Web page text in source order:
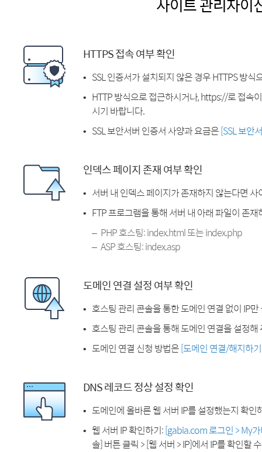
사이트 관리자이
HTTPS 접속 여부 확인
SSL 인증서가 설치되지 않은 경우 HTTPS 방식
HTTP 방식으로 접근하시거나, https://로 접속
시기 바랍니다.
SSL 보안서버 인증서 사양과 요금은[SSL 보안
인덱스 페이지 존재 여부 확인
서버 내 인덱스 페이지가 존재하지 않는다면
FTP 프로그램을 통해 서버 내 아래 파일이 존
PHP 호스팅: index.html 또는 index.php
ASP 호스팅: index.asp
도메인 연결 설정 여부 확인
호스팅 관리 콘솔을 통한 도메인 연결 없이 IP
호스팅 관리 콘솔을 통해 도메인 연결을 설정해
도메인 연결 신청 방법은[도메인 연결/해지하
DNS 레코드 정상 설정 확인
도메인에 올바른 웹 서버 IP를 설정했는지 확인
웹 서버 IP 확인하기:[gabia.com 로그인 > My
솔] 버튼 클릭 > [웹 서버 > IP]에서 IP를 확인할